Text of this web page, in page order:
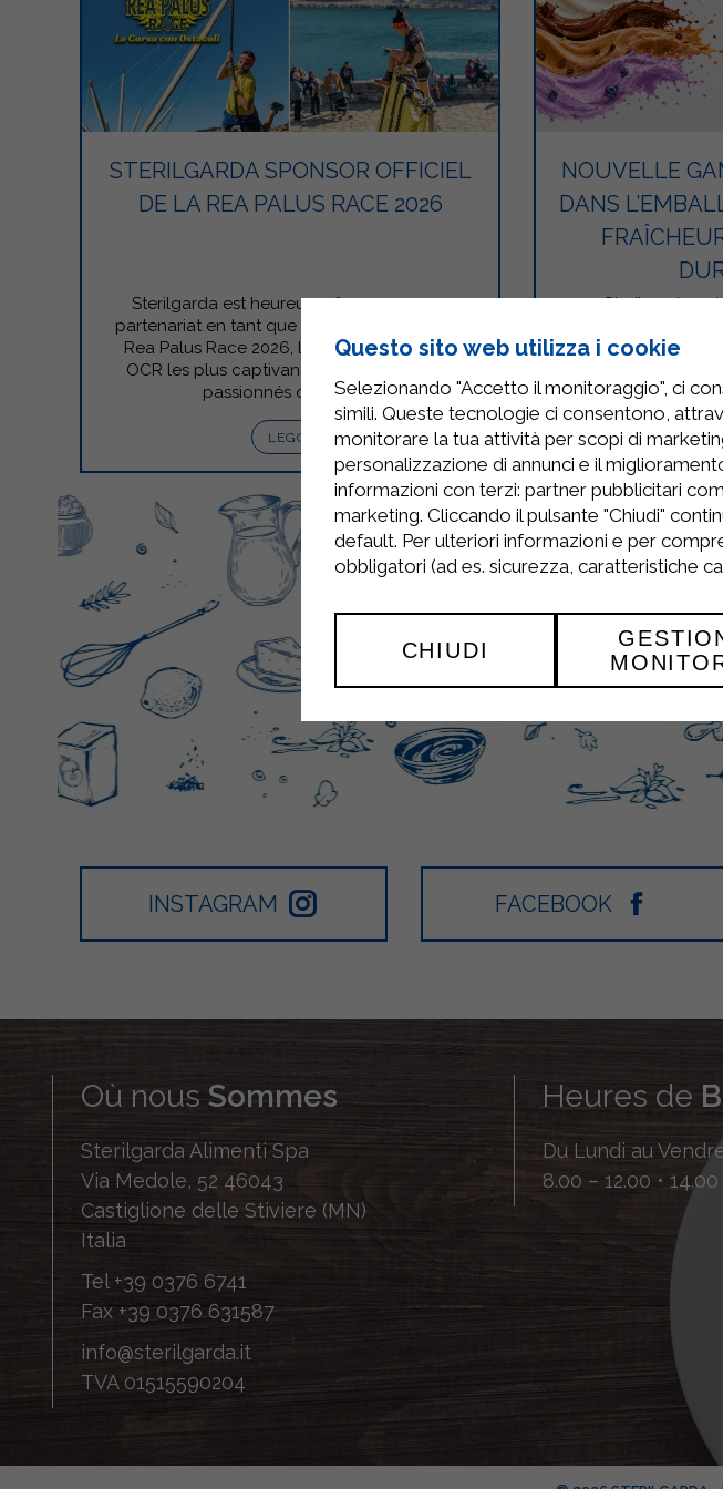
STERILGARDA SPONSOR OFFICIEL
DE LA REA PALUS RACE 2026
Sterilgarda est heureuse d’annoncer son
partenariat en tant que sponsor officiel de la
Rea Palus Race 2026, l’un des événements
OCR les plus captivants d’Italie, dédié aux
passionnés de sports…
LEGGI
NOUVELLE
DANS
Sterilgarda
une nouvelle
emballage
INSTAGRAM FACEBOOK
Où nousSommes
Sterilgarda Alimenti Spa
Via Medole, 52 46043
Castiglione delle Stiviere (MN)
Italia
Tel +39 0376 6741
Fax +39 0376 631587
info@sterilgarda.it
TVA 01515590204
Heures de
Du Lundi au
8.00 – 12.00 •
Questo sito web utilizza i cookie
Selezionando "Accetto il monitoraggio", ci
simili. Queste tecnologie ci consentono,
monitorare la tua attività per scopi di
personalizzazione di annunci e il
informazioni con terzi: partner pubblicitari
marketing. Cliccando il pulsante "Chiudi"
default. Per ulteriori informazioni e per
obbligatori (ad es. sicurezza, caratteristiche
CHIUDI